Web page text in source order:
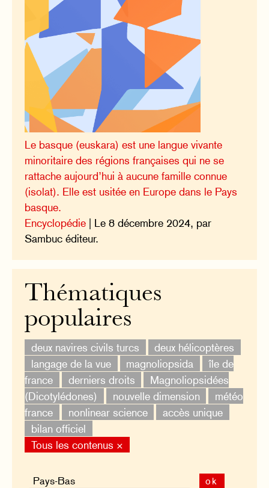
Le basque (euskara) est une langue vivante
minoritaire des régions françaises qui ne se
rattache aujourd’hui à aucune famille connue
(isolat). Elle est usitée en Europe dans le Pays
basque.
Encyclopédie | Le 8 décembre 2024, par
Sambuc éditeur.
Thématiques
populaires
deux navires civils turcs
deux hélicoptères
langage de la vue
magnoliopsida
île de
france
derniers droits
Magnoliopsidées
(Dicotylédones)
nouvelle dimension
météo
france
nonlinear science
accès unique
bilan officiel
Tous les contenus ×
ok